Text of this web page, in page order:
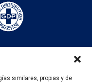
similares, propias y de